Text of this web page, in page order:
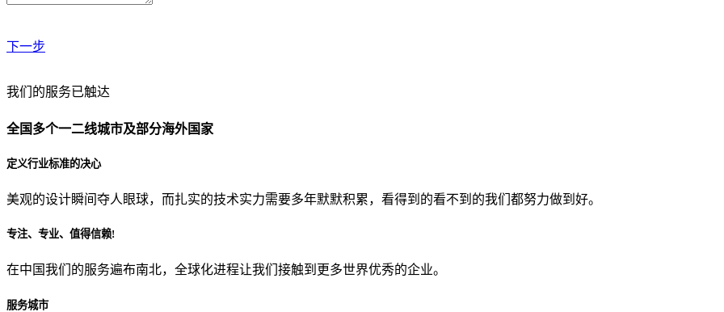
下一步
贵公司预算范围是？
贵公司的团队规模是？
从哪里了解到我们？
我们的服务已触达
全国多个一二线城市及部分海外国家
定义行业标准的决心
美观的设计瞬间夺人眼球，而扎实的技术实力需要多年默默积累，看得到的看不到的我们都努力做到好。
专注、专业、值得信赖!
在中国我们的服务遍布南北，全球化进程让我们接触到更多世界优秀的企业。
服务城市